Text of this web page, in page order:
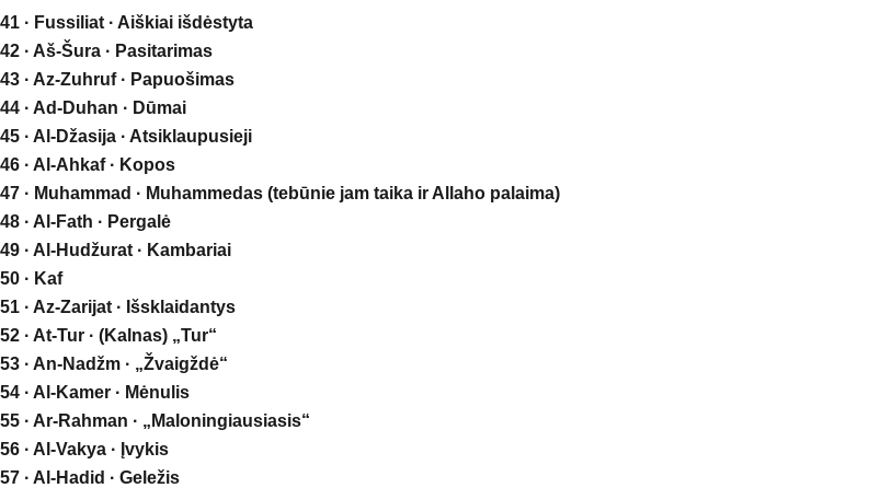
41 · Fussiliat · Aiškiai išdėstyta
42 · Aš-Šura · Pasitarimas
43 · Az-Zuhruf · Papuošimas
44 · Ad-Duhan · Dūmai
45 · Al-Džasija · Atsiklaupusieji
46 · Al-Ahkaf · Kopos
47 · Muhammad · Muhammedas (tebūnie jam taika ir Allaho palaima)
48 · Al-Fath · Pergalė
49 · Al-Hudžurat · Kambariai
50 · Kaf
51 · Az-Zarijat · Išsklaidantys
52 · At-Tur · (Kalnas) „Tur“
53 · An-Nadžm · „Žvaigždė“
54 · Al-Kamer · Mėnulis
55 · Ar-Rahman · „Maloningiausiasis“
56 · Al-Vakya · Įvykis
57 · Al-Hadid · Geležis